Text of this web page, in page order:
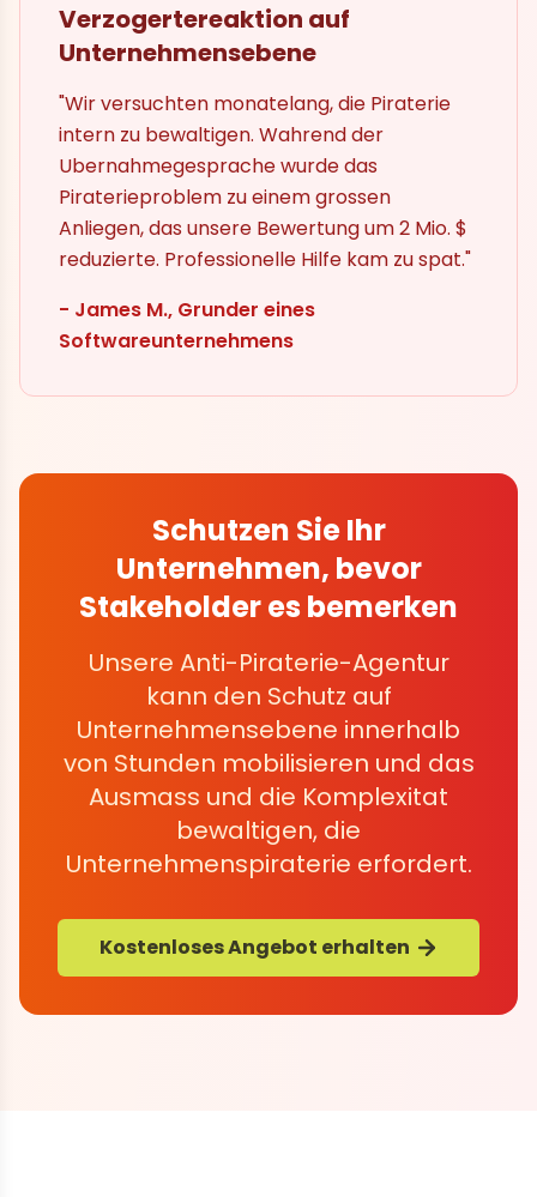
Verzogertereaktion auf
Unternehmensebene
"Wir versuchten monatelang, die Piraterie
intern zu bewaltigen. Wahrend der
Ubernahmegesprache wurde das
Piraterieproblem zu einem grossen
Anliegen, das unsere Bewertung um 2 Mio. $
reduzierte. Professionelle Hilfe kam zu spat."
- James M., Grunder eines
Softwareunternehmens
Schutzen Sie Ihr
Unternehmen, bevor
Stakeholder es bemerken
Unsere Anti-Piraterie-Agentur
kann den Schutz auf
Unternehmensebene innerhalb
von Stunden mobilisieren und das
Ausmass und die Komplexitat
bewaltigen, die
Unternehmenspiraterie erfordert.
Kostenloses Angebot erhalten